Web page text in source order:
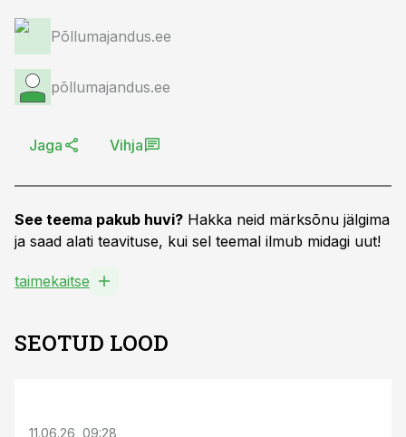
Põllumajandus.ee
põllumajandus.ee
Jaga Vihja
See teema pakub huvi? Hakka neid märksõnu jälgima
ja saad alati teavituse, kui sel teemal ilmub midagi uut!
taimekaitse
SEOTUD LOOD
11.06.26, 09:28